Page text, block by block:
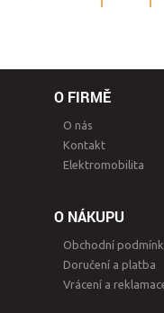
O FIRMĚ
O nás
Kontakt
Elektromobilita
O NÁKUPU
Obchodní
Doručení a platba
Vrácení a